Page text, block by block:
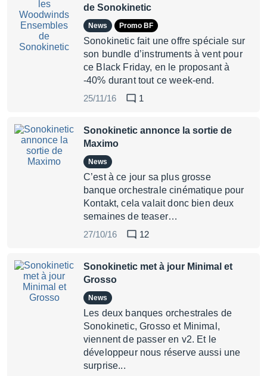
de Sonokinetic
News Promo BF
Sonokinetic fait une offre spéciale sur
son bundle d’instruments à vent pour
ce Black Friday, en le proposant à
-40% durant tout ce week-end.
25/11/16
1
Sonokinetic annonce la sortie de
Maximo
News
C’est à ce jour sa plus grosse
banque orchestrale cinématique pour
Kontakt, cela valait donc bien deux
semaines de teaser…
27/10/16
12
Sonokinetic met à jour Minimal et
Grosso
News
Les deux banques orchestrales de
Sonokinetic, Grosso et Minimal,
viennent de passer en v2. Et le
développeur nous réserve aussi une
surprise...